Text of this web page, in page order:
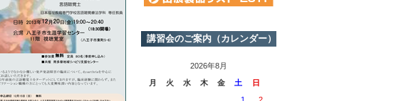
講習会のご案内（カレンダー）
2026年8月
月
火 水 木 金 土 日